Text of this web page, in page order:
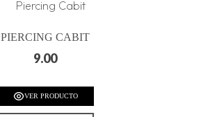
PIERCING CABIT
9.00
VER PRODUCTO